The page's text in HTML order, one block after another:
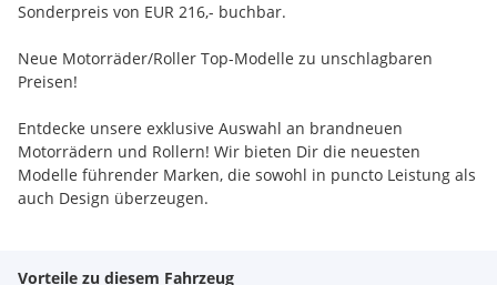
Sonderpreis von EUR 216,- buchbar.
Neue Motorräder/Roller Top-Modelle zu unschlagbaren
Preisen!
Entdecke unsere exklusive Auswahl an brandneuen
Motorrädern und Rollern! Wir bieten Dir die neuesten
Modelle führender Marken, die sowohl in puncto Leistung als
auch Design überzeugen.
Vorteile zu diesem Fahrzeug